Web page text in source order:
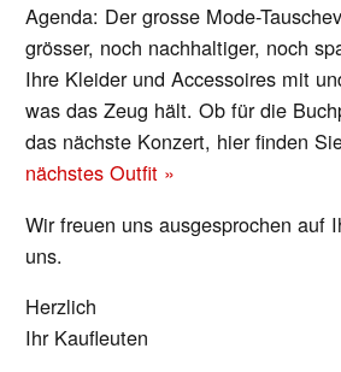
Agenda: Der grosse Mode-
grösser, noch nachhaltiger, noch
Ihre Kleider und Accessoires mit
was das Zeug hält. Ob für die
das nächste Konzert, hier finden
nächstes Outfit »
Wir freuen uns ausgesprochen auf
uns.
Herzlich
Ihr Kaufleuten